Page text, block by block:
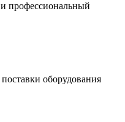
профессиональный
оборудования